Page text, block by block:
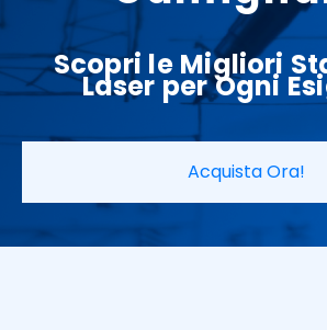
Scopri le Migliori
Laser per Ogni
Acquista Ora!